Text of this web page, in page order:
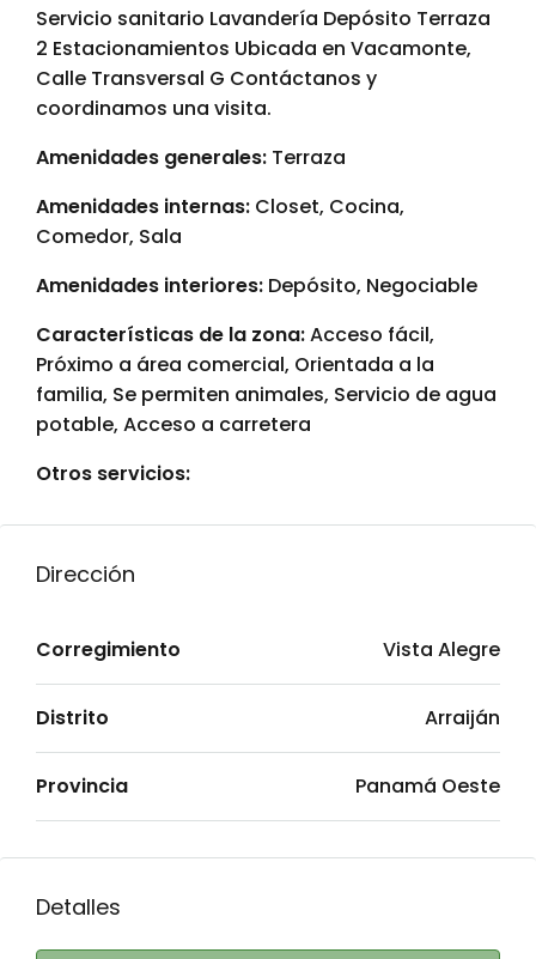
Servicio sanitario Lavandería Depósito Terraza
2 Estacionamientos Ubicada en Vacamonte,
Calle Transversal G Contáctanos y
coordinamos una visita.
Amenidades generales: Terraza
Amenidades internas: Closet, Cocina,
Comedor, Sala
Amenidades interiores: Depósito, Negociable
Características de la zona:Acceso fácil,
Próximo a área comercial, Orientada a la
familia, Se permiten animales, Servicio de agua
potable, Acceso a carretera
Otros servicios:
Dirección
Corregimiento Vista Alegre
Distrito Arraiján
Provincia Panamá Oeste
Detalles